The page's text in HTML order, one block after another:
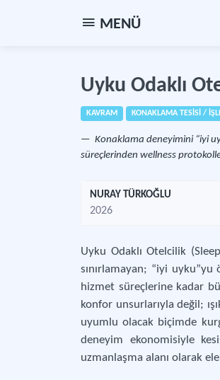
MENÜ
Uyku Odaklı
KAVRAM KONAKLAMA TESİSİ /
Konaklama deneyimini “iyi
süreçlerinden wellness
NURAY TÜRKOĞLU
2026
Uyku Odaklı Otelcilik
sınırlamayan; “iyi
hizmet süreçlerine kadar
konfor unsurlarıyla değil;
uyumlu olacak biçimde
deneyim ekonomisiyle
uzmanlaşma alanı olarak ele